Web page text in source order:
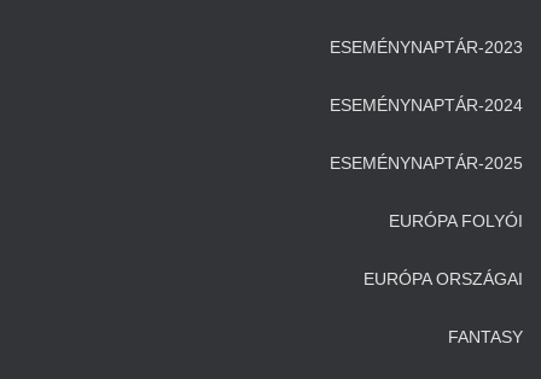
ESEMÉNYNAPTÁR-2023
ESEMÉNYNAPTÁR-2024
ESEMÉNYNAPTÁR-2025
EURÓPA FOLYÓI
EURÓPA ORSZÁGAI
FANTASY